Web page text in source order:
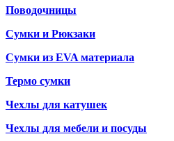
Поводочницы
Сумки и Рюкзаки
Сумки из EVA материала
Термо сумки
Чехлы для катушек
Чехлы для мебели и посуды